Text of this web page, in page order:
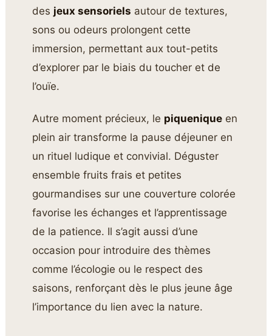
des jeux sensoriels autour de textures,
sons ou odeurs prolongent cette
immersion, permettant aux tout-petits
d’explorer par le biais du toucher et de
l’ouïe.
Autre moment précieux, le piquenique en
plein air transforme la pause déjeuner en
un rituel ludique et convivial. Déguster
ensemble fruits frais et petites
gourmandises sur une couverture colorée
favorise les échanges et l’apprentissage
de la patience. Il s’agit aussi d’une
occasion pour introduire des thèmes
comme l’écologie ou le respect des
saisons, renforçant dès le plus jeune âge
l’importance du lien avec la nature.